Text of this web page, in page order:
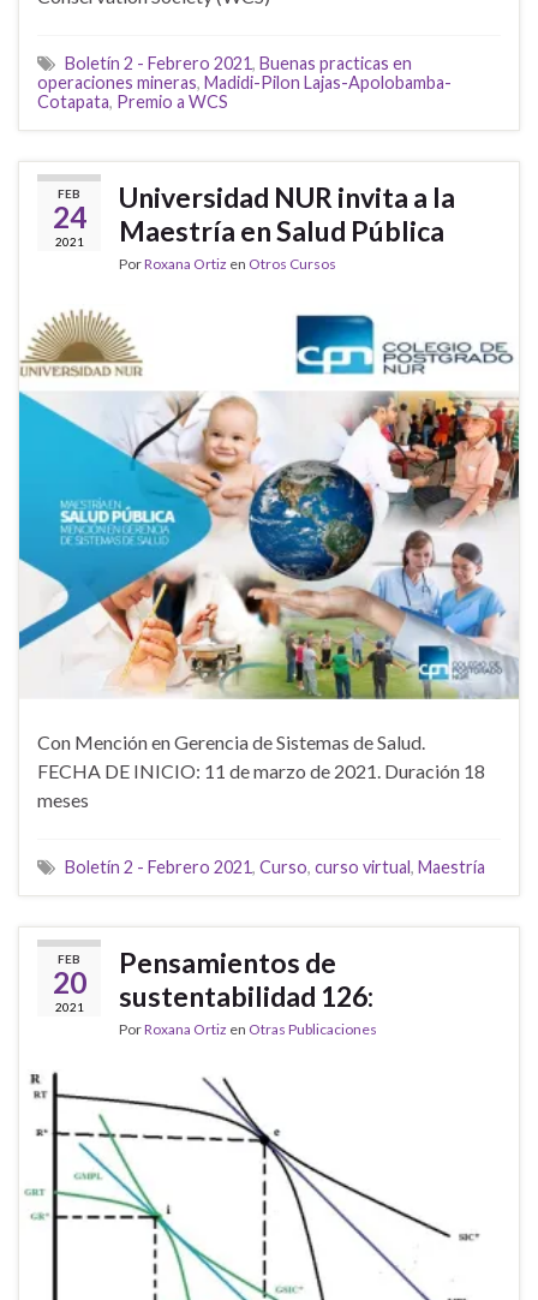
Boletín 2 - Febrero 2021, Buenas practicas en
operaciones mineras, Madidi-Pilon Lajas-Apolobamba-
Cotapata, Premio a WCS
FEB
24
2021
Universidad NUR invita a la
Maestría en Salud Pública
PorRoxana Ortiz en Otros Cursos
Con Mención en Gerencia de Sistemas de Salud.
FECHA DE INICIO: 11 de marzo de 2021. Duración 18
meses
Boletín 2 - Febrero 2021, Curso, curso virtual, Maestría
FEB
20
2021
Pensamientos de
sustentabilidad 126:
PorRoxana Ortiz en Otras Publicaciones